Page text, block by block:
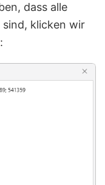
dass alle
klicken wir
: